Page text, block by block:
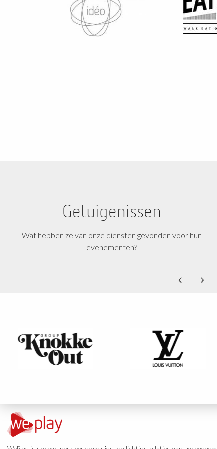
Getuigenissen
Wat hebben ze van onze diensten gevonden voor hun
evenementen?
savaient que grâce à toi ce serait vraiment la fête
Alex.
‹
›